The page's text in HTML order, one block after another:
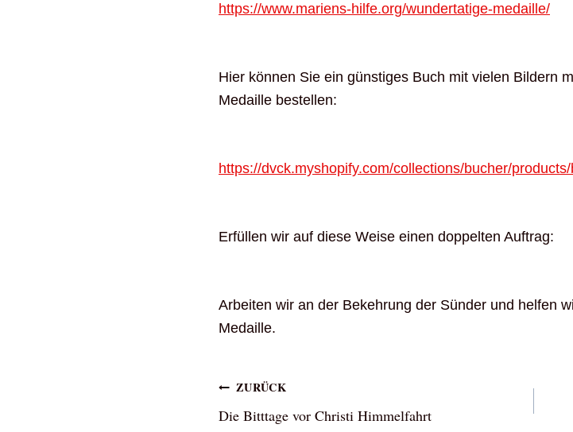
https://www.mariens-hilfe.org/wundertatige-medaille/
Hier können Sie ein günstiges Buch mit vielen Bildern
Medaille bestellen:
https://dvck.myshopify.com/collections/bucher/
Erfüllen wir auf diese Weise einen doppelten Auftrag:
Arbeiten wir an der Bekehrung der Sünder und helfen
Medaille.
Beitragsnavigation
ZURÜCK
Die Bitttage vor Christi Himmelfahrt